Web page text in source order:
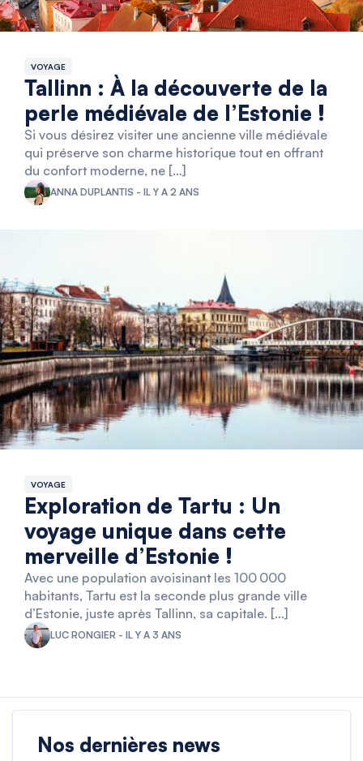
VOYAGE
Tallinn : À la découverte de la
perle médiévale de l’Estonie !
Si vous désirez visiter une ancienne ville médiévale
qui préserve son charme historique tout en offrant
du confort moderne, ne […]
ANNA DUPLANTIS - IL Y A 2 ANS
VOYAGE
Exploration de Tartu : Un
voyage unique dans cette
merveille d’Estonie !
Avec une population avoisinant les 100 000
habitants, Tartu est la seconde plus grande ville
d’Estonie, juste après Tallinn, sa capitale. […]
LUC RONGIER - IL Y A 3 ANS
Nos dernières news